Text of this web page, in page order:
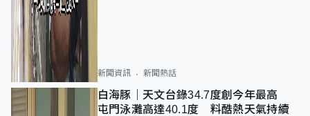
新聞資訊 新聞熱話
白海豚｜天文台錄34.7度創今年最高
屯門泳灘高達40.1度 料酷熱天氣持續